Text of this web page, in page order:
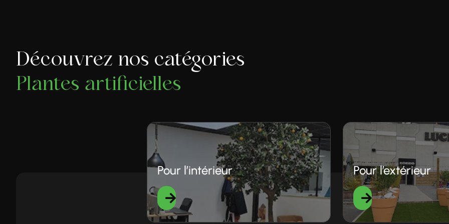
Découvrez nos catégories
Plantes artificielles
Pour l’intérieur Pour l’extérieur